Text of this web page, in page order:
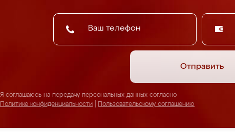
Отправить
Я соглашаюсь на передачу персональных данных согласно
Политике конфиденциальности
Пользовательскому соглашению